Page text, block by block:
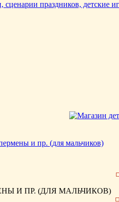
и пр. (для мальчиков)
И ПР. (ДЛЯ МАЛЬЧИКОВ)